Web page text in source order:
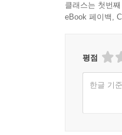
클래스는 첫번
eBook 페이백,
평점
한글 기